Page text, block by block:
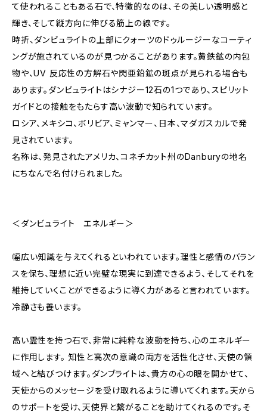
て使われることもある石で、特徴的なのは、その美しい透明感と
輝き、そして縦方向に伸びる筋上の線です。
時折、ダンビュライトの上部にクォーツのドゥルージーなコーティ
ングが施されているのが見つかることがあります。黄鉄鉱の内包
物や、UV 反応性の方解石や閃亜鉛鉱の斑点が見られる場合も
あります。ダンビュライトはシナジー12石の1つであり、スピリット
ガイドとの接触をもたらす高い波動で知られています。
ロシア、メキシコ、ボリビア、ミャンマー、日本、マダガスカルで発
見されています。
名称は、発見されたアメリカ、コネチカット州のDanburyの地名
にちなんで名付けられました。
＜ダンビュライト エネルギー＞
幅広い知識を与えてくれるといわれています。理性と感情のバラン
スを保ち、理想に近い完璧な現実に到達できるよう、そしてそれを
維持していくことができるように導く力があると言われています。
冷静さも養います。
高い霊性を持つ石で、非常に純粋な波動を持ち、心のエネルギー
に作用します。 知性と高次の意識の両方を活性化させ、天使の領
域へと結びつけます。ダンブライトは、貴方の心の眼を開かせて、
天使からのメッセージを受け取れるように導いてくれます。天から
のサポートを受け、天使界と繋がることを助けてくれるのです。そ